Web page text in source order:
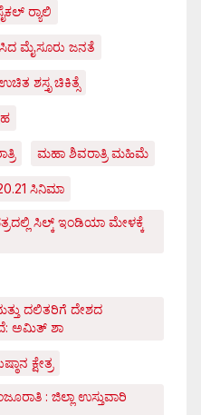
ರ್‍ಯಾಲಿ
ಮೈಸೂರು ಜನತೆ
ಶಸ್ತೃ ಚಿಕಿತ್ಸೆ
ಮಹಾ ಶಿವರಾತ್ರಿ ಮಹಿಮೆ
ಸಿನಿಮಾ
ಸಿಲ್ಕ್ ಇಂಡಿಯಾ ಮೇಳಕ್ಕೆ
ದಲಿತರಿಗೆ ದೇಶದ
ಅಮಿತ್ ಶಾ
ಕ್ಷೇತ್ರ
: ಜಿಲ್ಲಾ ಉಸ್ತುವಾರಿ